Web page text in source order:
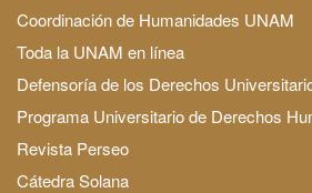
Coordinación de Humanidades UNAM
Toda la UNAM en línea
Defensoría de los Derechos
Programa Universitario de Derechos
Revista Perseo
Cátedra Solana